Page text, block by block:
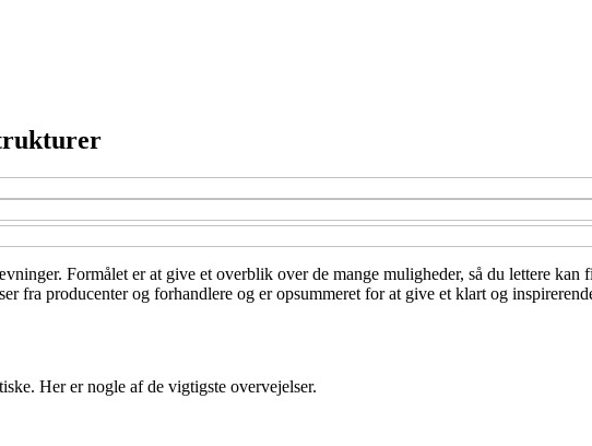
Formålet er at give et overblik over de mange muligheder, så du lettere kan
fra producenter og forhandlere og er opsummeret for at give et klart og
Her er nogle af de vigtigste overvejelser.